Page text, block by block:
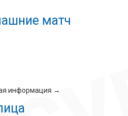
матч
информация →